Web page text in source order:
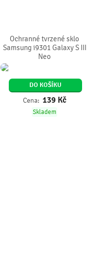
Ochranné tvrzené sklo
Samsung i9301 Galaxy S III
Neo
DO KOŠÍKU
Cena: 139 Kč
Skladem